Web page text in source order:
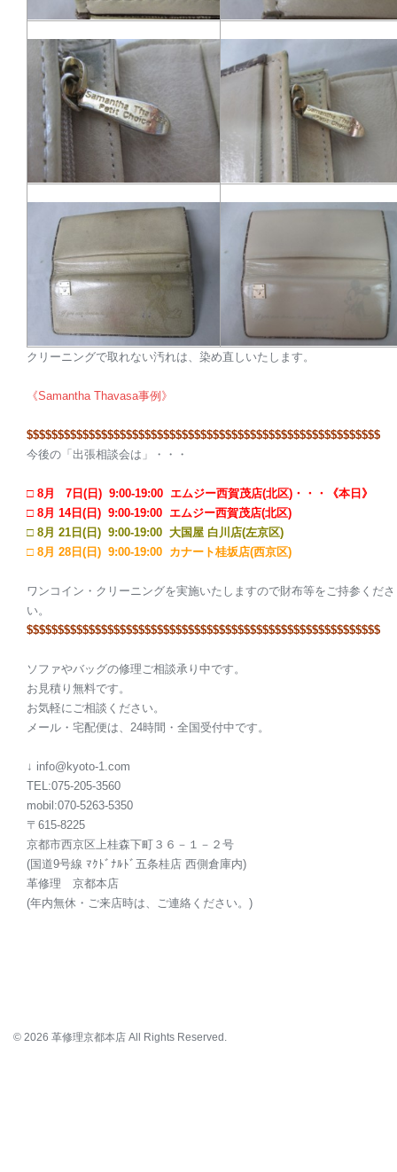
クリーニングで取れない汚れは、染め直しいたします。
《Samantha Thavasa事例》
$$$$$$$$$$$$$$$$$$$$$$$$$$$$$$$$$$$$$$$$$$$$$$$$$$$$$$$$$
今後の「出張相談会は」・・・
□ 8月 7日(日) 9:00-19:00 エムジー西賀茂店(北区)・・・《本日》
□ 8月 14日(日) 9:00-19:00 エムジー西賀茂店(北区)
□ 8月 21日(日) 9:00-19:00 大国屋 白川店(左京区)
□ 8月 28日(日) 9:00-19:00 カナート桂坂店(西京区)
ワンコイン・クリーニングを実施いたしますので財布等をご持参くださ
い。
$$$$$$$$$$$$$$$$$$$$$$$$$$$$$$$$$$$$$$$$$$$$$$$$$$$$$$$$$
ソファやバッグの修理ご相談承り中です。
お見積り無料です。
お気軽にご相談ください。
メール・宅配便は、24時間・全国受付中です。
↓ info@kyoto-1.com
TEL:075-205-3560
mobil:070-5263-5350
〒615-8225
京都市西京区上桂森下町３６－１－２号
(国道9号線 ﾏｸﾄﾞﾅﾙﾄﾞ五条桂店 西側倉庫内)
革修理 京都本店
(年内無休・ご来店時は、ご連絡ください。)
© 2026 革修理京都本店 All Rights Reserved.